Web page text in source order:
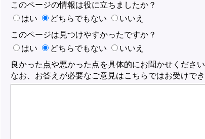
このページの情報は役に立ちましたか？
はい
どちらでもない
いいえ
このページは見つけやすかったですか？
はい
どちらでもない
いいえ
良かった点や悪かった点を具体的にお聞かせください
なお、お答えが必要なご意見はこちらではお受けで